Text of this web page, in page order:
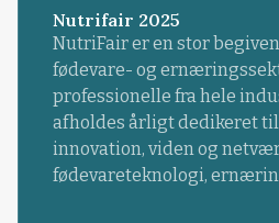
Nutrifair 2025
NutriFair er en stor
fødevare- og
professionelle fra hele
afholdes årligt dedikeret
innovation, viden og
fødevareteknologi,